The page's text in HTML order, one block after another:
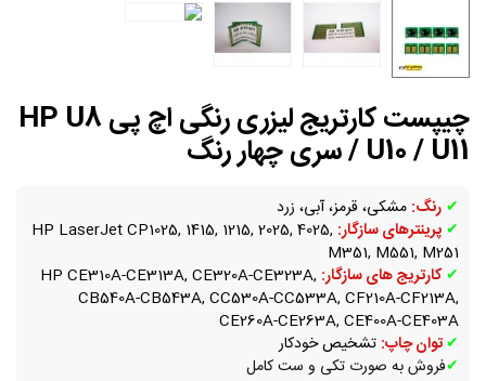
چیپست کارتریج لیزری رنگی اچ پی HP U8
/ U10 / U11 سری چهار رنگ
✔ رنگ: مشکی، قرمز، آبی، زرد
✔ پرینترهای سازگار: HP LaserJet CP1025, 1415, 1215, 2025, 4025,
M351, M551, M251
✔ کارتریج های سازگار: HP CE310A-CE313A, CE320A-CE323A,
CB540A-CB543A, CC530A-CC533A, CF210A-CF213A,
CE260A-CE263A, CE400A-CE403A
✔توان چاپ: تشخیص خودکار
✔فروش به صورت تکی و ست کامل